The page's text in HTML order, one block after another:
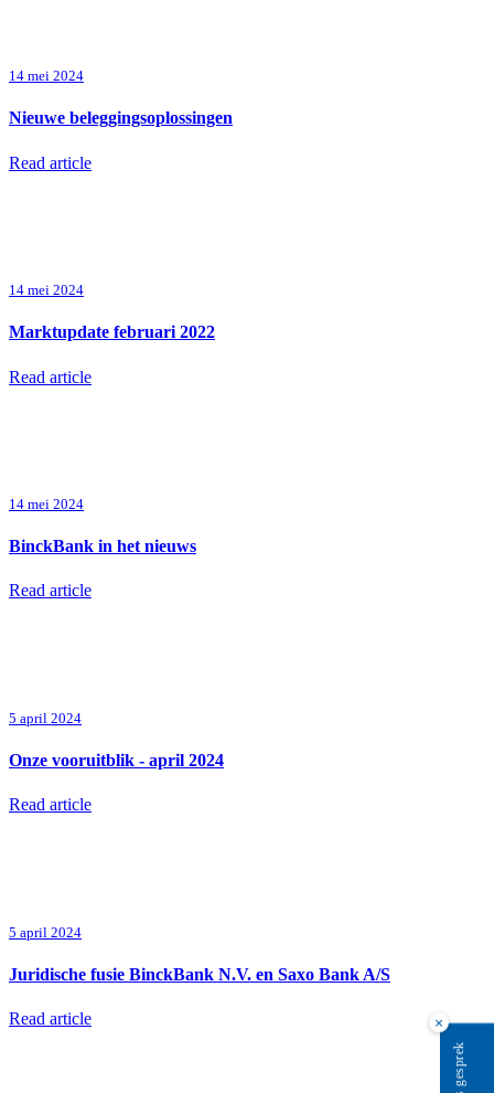
14 mei 2024
Nieuwe beleggingsoplossingen
Read article
14 mei 2024
Marktupdate februari 2022
Read article
14 mei 2024
BinckBank in het nieuws
Read article
5 april 2024
Onze vooruitblik - april 2024
Read article
5 april 2024
Juridische fusie BinckBank N.V. en Saxo Bank A/S
Read article ×